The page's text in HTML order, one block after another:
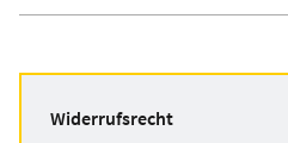
Widerrufsrecht